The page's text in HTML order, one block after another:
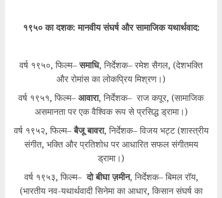
१९५० का दशक: मानवीय संघर्ष और सामाजिक यथार्थवाद:
वर्ष १९५०, फिल्म–समाधि, निर्देशक– रमेश सैगल, (देशभक्ति
और रोमांस का लोकप्रिय मिश्रण।)
वर्ष १९५१, फिल्म– आवारा, निर्देशक– राज कपूर, (सामाजिक
असमानता पर एक वैश्विक रूप से प्रसिद्ध ड्रामा।)
वर्ष १९५२, फिल्म–बैजू बावरा, निर्देशक– विजय भट्ट (शास्त्रीय
संगीत, भक्ति और प्रतिशोध पर आधारित सफल संगीतमय
ड्रामा।)
वर्ष १९५३, फिल्म–दो बीघा ज़मीन, निर्देशक– बिमल रॉय,
(भारतीय नव-यथार्थवादी सिनेमा का आधार, किसान संघर्ष का